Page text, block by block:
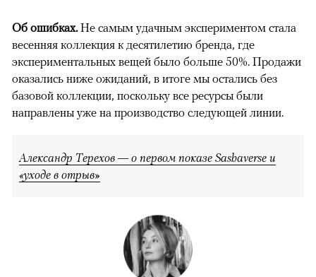
Об ошибках.Не самым удачным экспериментом стала
весенняя коллекция к десятилетию бренда, где
экспериментальных вещей было больше 50%. Продажи
оказались ниже ожиданий, в итоге мы остались без
базовой коллекции, поскольку все ресурсы были
направлены уже на производство следующей линии.
Александр Терехов — о первом показе Sashaverse и
«уходе в отрыв»